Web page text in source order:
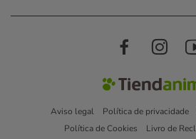
Aviso legal Política de privacidade
Política de Cookies
Livro de